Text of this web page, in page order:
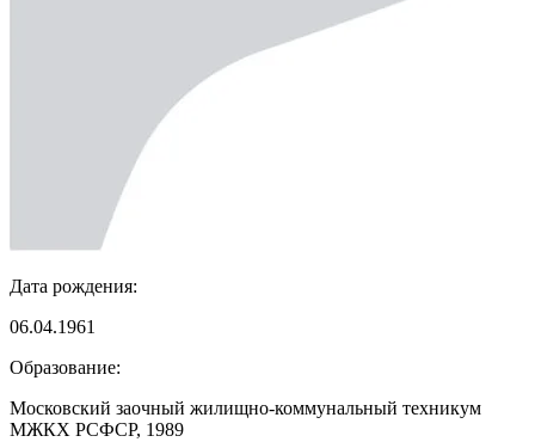
Дата рождения:
06.04.1961
Образование:
Московский заочный жилищно-коммунальный техникум
МЖКХ РСФСР, 1989